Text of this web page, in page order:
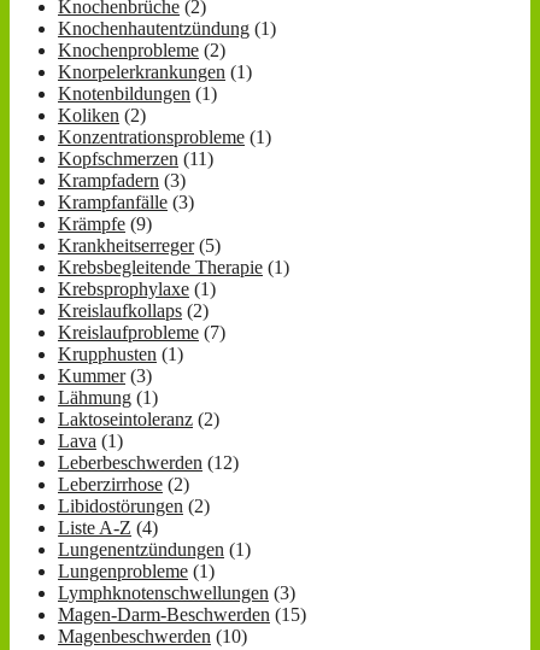
Knochenbrüche (2)
Knochenhautentzündung (1)
Knochenprobleme (2)
Knorpelerkrankungen (1)
Knotenbildungen (1)
Koliken (2)
Konzentrationsprobleme (1)
Kopfschmerzen (11)
Krampfadern (3)
Krampfanfälle (3)
Krämpfe (9)
Krankheitserreger(5)
Krebsbegleitende Therapie (1)
Krebsprophylaxe (1)
Kreislaufkollaps (2)
Kreislaufprobleme (7)
Krupphusten (1)
Kummer(3)
Lähmung (1)
Laktoseintoleranz (2)
Lava (1)
Leberbeschwerden (12)
Leberzirrhose (2)
Libidostörungen (2)
Liste A-Z (4)
Lungenentzündungen (1)
Lungenprobleme (1)
Lymphknotenschwellungen (3)
Magen-Darm-Beschwerden (15)
Magenbeschwerden (10)